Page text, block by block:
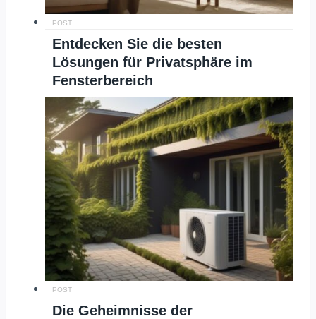
POST
Entdecken Sie die besten
Lösungen für Privatsphäre im
Fensterbereich
POST
Die Geheimnisse der